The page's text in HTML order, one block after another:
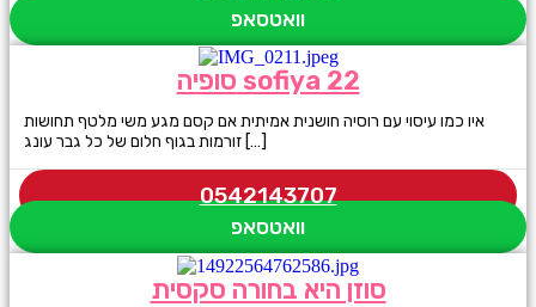
וואטסאפ
סופיה sofiya 22
איו כמו עיסוי עם רוסיה חושנית אמיתית אם קסם מגע משי מלטף תחושות
זורמות בגוף חלום של כל גבר עונג […]
0542143707
וואטסאפ
סוזן היא בחורה סקסית